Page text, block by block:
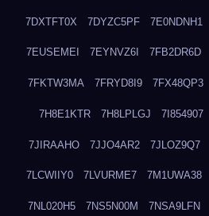
7DXTFT0X 7DYZC5PF 7E0NDNH1
7EUSEMEI 7EYNVZ6I 7FB2DR6D
7FKTW3MA 7FRYD8I9 7FX48QP3
7H8E1KTR 7H8LPLGJ 7I854907
7JIRAAHO 7JJO4AR2 7JLOZ9Q7
7LCWIIY0 7LVURME7 7M1UWA38
7NL020H5 7NS5N00M 7NSA9LFN